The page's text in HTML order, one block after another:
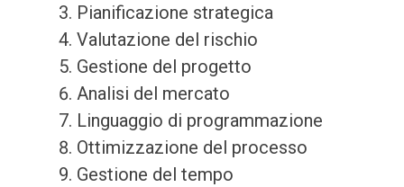
Pianificazione strategica
Valutazione del rischio
Gestione del progetto
Analisi del mercato
Linguaggio di programmazione
Ottimizzazione del processo
Gestione del tempo